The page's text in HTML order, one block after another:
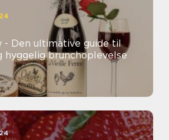
- Den ultimative guide til
brunchoplevelse